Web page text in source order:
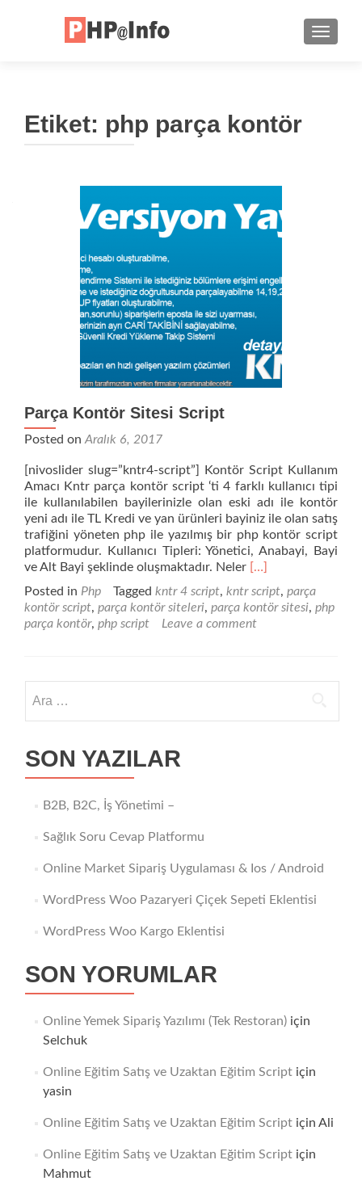
Etiket: php parça kontör
Parça Kontör Sitesi Script
Posted on Aralık 6, 2017
[nivoslider slug=”kntr4-script”] Kontör Script Kullanım
Amacı Kntr parça kontör script ‘ti 4 farklı kullanıcı tipi
ile kullanılabilen bayilerinizle olan eski adı ile kontör
yeni adı ile TL Kredi ve yan ürünleri bayiniz ile olan satış
trafiğini yöneten php ile yazılmış bir php kontör script
platformudur. Kullanıcı Tipleri: Yönetici, Anabayi, Bayi
ve Alt Bayi şeklinde oluşmaktadır. Neler Read
about
Parça
Kontör
[…]
Posted in Php Tagged kntr 4 script, kntr script, parça
kontör script, parça kontör siteleri, parça kontör sitesi, php
parça kontör, php script Leave a comment
SON YAZILAR
B2B, B2C, İş Yönetimi –
Sağlık Soru Cevap Platformu
Online Market Sipariş Uygulaması & Ios / Android
WordPress Woo Pazaryeri Çiçek Sepeti Eklentisi
WordPress Woo Kargo Eklentisi
SON YORUMLAR
Online Yemek Sipariş Yazılımı (Tek Restoran)için
Selchuk
Online Eğitim Satış ve Uzaktan Eğitim Scriptiçin
yasin
Online Eğitim Satış ve Uzaktan Eğitim Scriptiçin Ali
Online Eğitim Satış ve Uzaktan Eğitim Scriptiçin
Mahmut